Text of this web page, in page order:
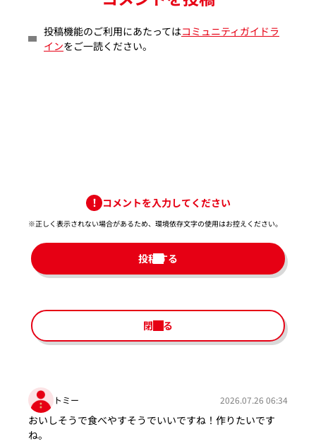
投稿機能のご利用にあたってはコミュニティガイドラ
インをご一読ください。
コメントを入力してください
※正しく表示されない場合があるため、環境依存文字の使用はお控えください。​
投稿する
閉じる
トミー 2026.07.26 06:34
おいしそうで食べやすそうでいいですね！作りたいです
ね。